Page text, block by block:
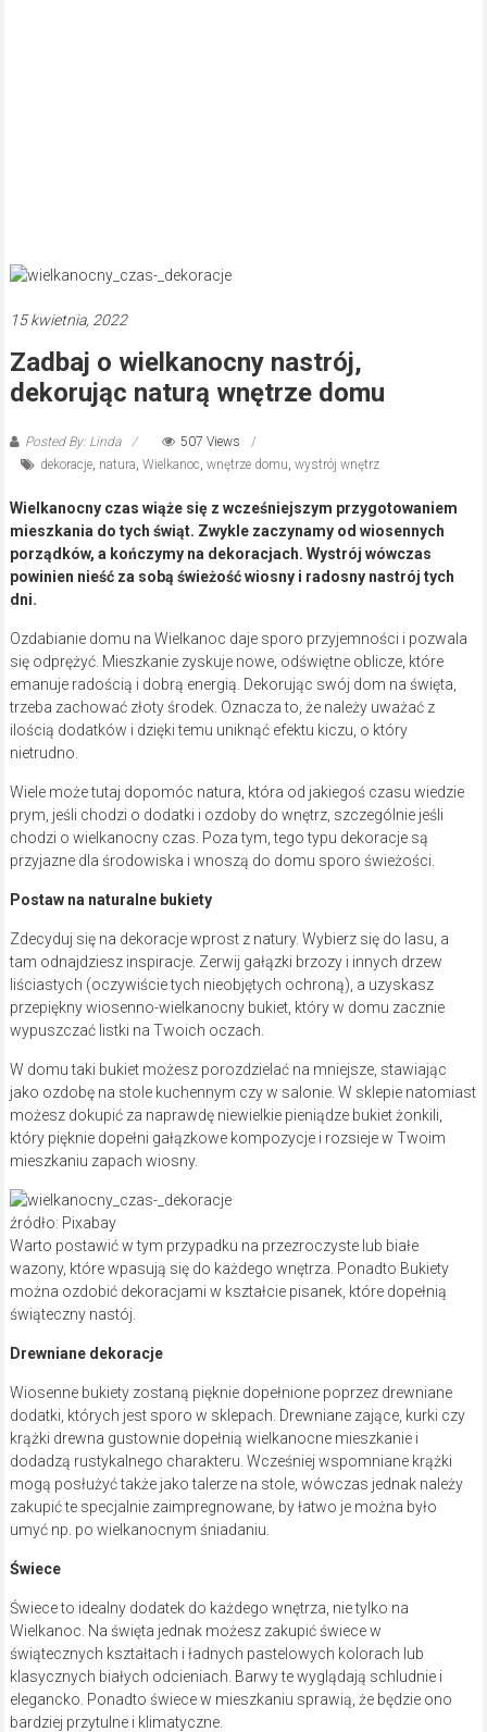
15 kwietnia, 2022
Zadbaj o wielkanocny nastrój,
dekorując naturą wnętrze domu
Posted By: Linda
507 Views
dekoracje, natura, Wielkanoc, wnętrze domu, wystrój wnętrz
Wielkanocny czas wiąże się z wcześniejszym przygotowaniem
mieszkania do tych świąt. Zwykle zaczynamy od wiosennych
porządków, a kończymy na dekoracjach. Wystrój wówczas
powinien nieść za sobą świeżość wiosny i radosny nastrój tych
dni.
Ozdabianie domu na Wielkanoc daje sporo przyjemności i pozwala
się odprężyć. Mieszkanie zyskuje nowe, odświętne oblicze, które
emanuje radością i dobrą energią. Dekorując swój dom na święta,
trzeba zachować złoty środek. Oznacza to, że należy uważać z
ilością dodatków i dzięki temu uniknąć efektu kiczu, o który
nietrudno.
Wiele może tutaj dopomóc natura, która od jakiegoś czasu wiedzie
prym, jeśli chodzi o dodatki i ozdoby do wnętrz, szczególnie jeśli
chodzi o wielkanocny czas. Poza tym, tego typu dekoracje są
przyjazne dla środowiska i wnoszą do domu sporo świeżości.
Postaw na naturalne bukiety
Zdecyduj się na dekoracje wprost z natury. Wybierz się do lasu, a
tam odnajdziesz inspiracje. Zerwij gałązki brzozy i innych drzew
liściastych (oczywiście tych nieobjętych ochroną), a uzyskasz
przepiękny wiosenno-wielkanocny bukiet, który w domu zacznie
wypuszczać listki na Twoich oczach.
W domu taki bukiet możesz porozdzielać na mniejsze, stawiając
jako ozdobę na stole kuchennym czy w salonie. W sklepie natomiast
możesz dokupić za naprawdę niewielkie pieniądze bukiet żonkili,
który pięknie dopełni gałązkowe kompozycje i rozsieje w Twoim
mieszkaniu zapach wiosny.
źródło: Pixabay
Warto postawić w tym przypadku na przezroczyste lub białe
wazony, które wpasują się do każdego wnętrza. Ponadto Bukiety
można ozdobić dekoracjami w kształcie pisanek, które dopełnią
świąteczny nastój.
Drewniane dekoracje
Wiosenne bukiety zostaną pięknie dopełnione poprzez drewniane
dodatki, których jest sporo w sklepach. Drewniane zające, kurki czy
krążki drewna gustownie dopełnią wielkanocne mieszkanie i
dodadzą rustykalnego charakteru. Wcześniej wspomniane krążki
mogą posłużyć także jako talerze na stole, wówczas jednak należy
zakupić te specjalnie zaimpregnowane, by łatwo je można było
umyć np. po wielkanocnym śniadaniu.
Świece
Świece to idealny dodatek do każdego wnętrza, nie tylko na
Wielkanoc. Na święta jednak możesz zakupić świece w
świątecznych kształtach i ładnych pastelowych kolorach lub
klasycznych białych odcieniach. Barwy te wyglądają schludnie i
elegancko. Ponadto świece w mieszkaniu sprawią, że będzie ono
bardziej przytulne i klimatyczne.